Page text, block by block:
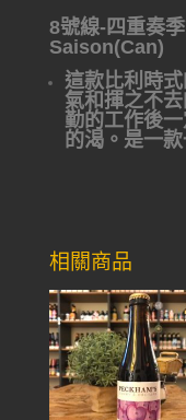
8號線-四重奏
Saison(Can)
這款比利時
氣和揮之不
勤的工作後
的渴。是一
相關商品